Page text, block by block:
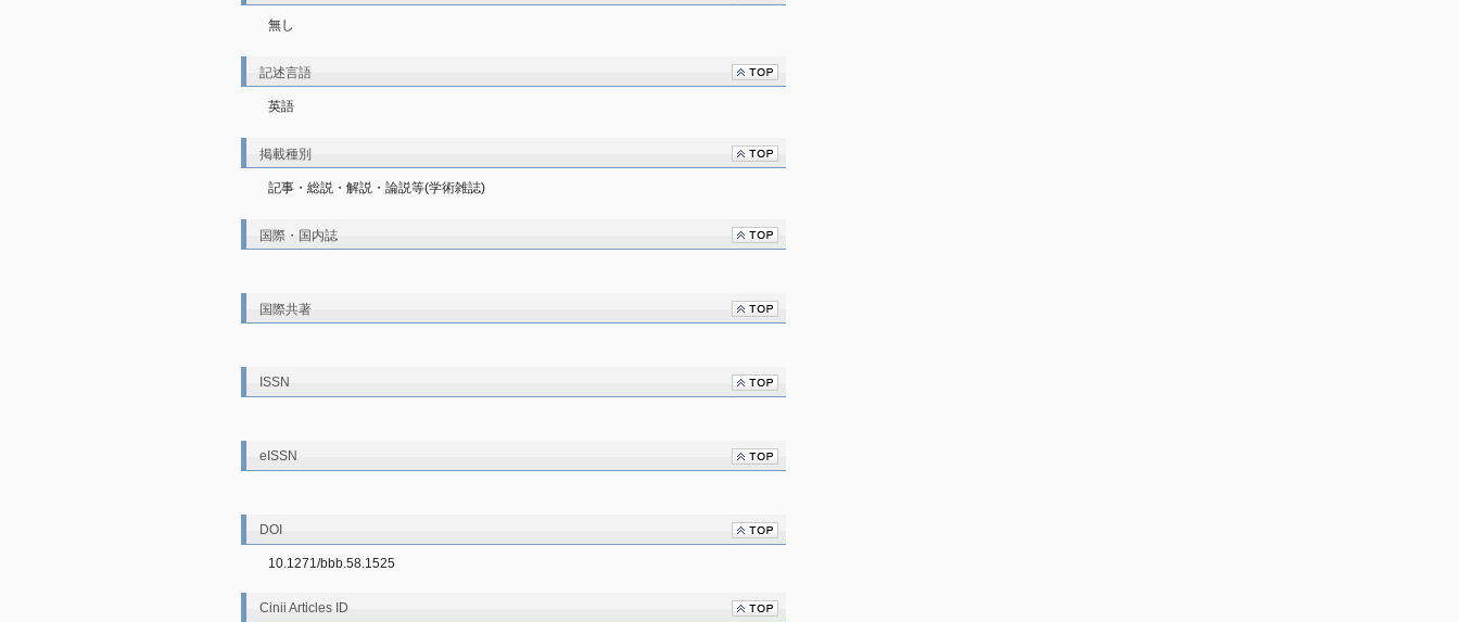
無し
記述言語
英語
掲載種別
記事・総説・解説・論説等(学術雑誌)
国際・国内誌
国際共著
ISSN
eISSN
DOI
10.1271/bbb.58.1525
Cinii Articles ID